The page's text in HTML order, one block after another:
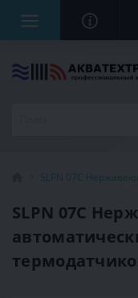
SLPN 07C
SLPN 07C